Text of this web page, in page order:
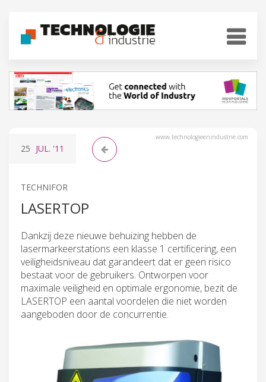
www.technologieenindustrie.com
25 JUL. '11
TECHNIFOR
LASERTOP
Dankzij deze nieuwe behuizing hebben de
lasermarkeerstations een klasse 1 certificering, een
veiligheidsniveau dat garandeert dat er geen risico
bestaat voor de gebruikers. Ontworpen voor
maximale veiligheid en optimale ergonomie, bezit de
LASERTOP een aantal voordelen die niet worden
aangeboden door de concurrentie.